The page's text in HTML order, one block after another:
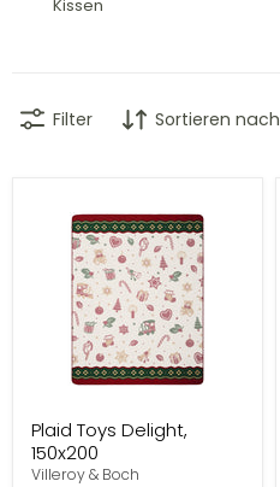
Kissen
Filter Sortieren nach
Plaid Toys Delight,
150x200
Villeroy & Boch